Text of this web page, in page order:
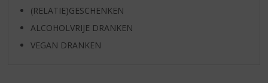
(RELATIE)GESCHENKEN
ALCOHOLVRIJE DRANKEN
VEGAN DRANKEN